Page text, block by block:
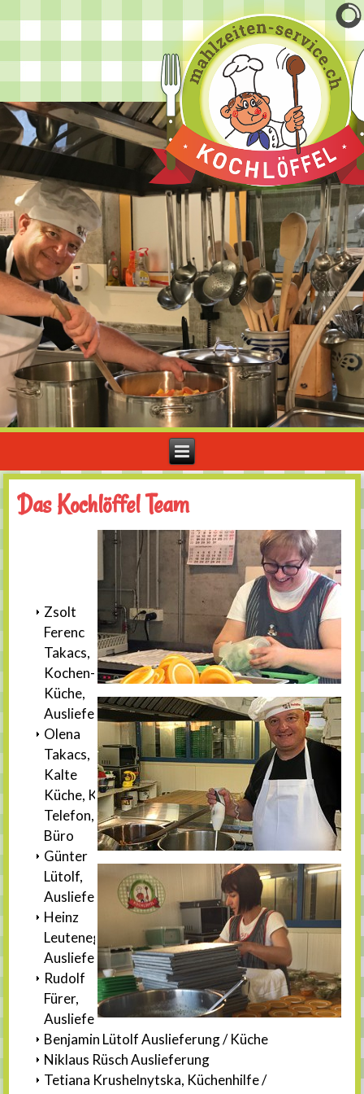
Das Kochlöffel Team
Zsolt
Ferenc
Takacs,
Kochen-
Küche,
Auslieferung, Geschäftsführung
Olena
Takacs,
Kalte
Küche, Kundenbetreuung
Telefon,
Büro
Günter
Lütolf,
Auslieferung
Heinz
Leutenegger
Auslieferung
Rudolf
Fürer,
Auslieferung
Benjamin Lütolf Auslieferung / Küche
Niklaus Rüsch Auslieferung
Tetiana Krushelnytska, Küchenhilfe /